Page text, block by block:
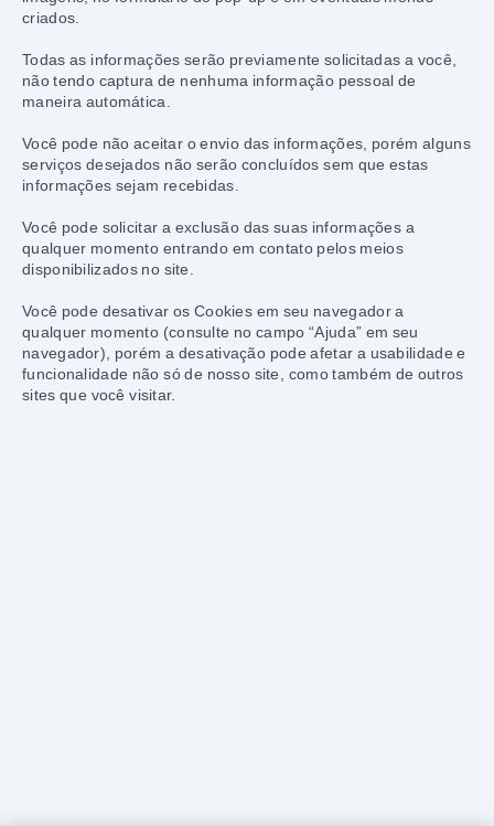
criados.
Todas as informações serão previamente solicitadas a você,
não tendo captura de nenhuma informação pessoal de
maneira automática.
Você pode não aceitar o envio das informações, porém alguns
serviços desejados não serão concluídos sem que estas
informações sejam recebidas.
Você pode solicitar a exclusão das suas informações a
qualquer momento entrando em contato pelos meios
disponibilizados no site.
Você pode desativar os Cookies em seu navegador a
qualquer momento (consulte no campo “Ajuda” em seu
navegador), porém a desativação pode afetar a usabilidade e
funcionalidade não só de nosso site, como também de outros
sites que você visitar.